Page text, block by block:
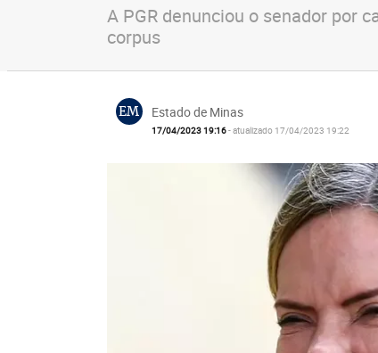
A PGR denunciou o senador por
corpus
EM Estado de Minas
17/04/2023 19:16- atualizado 17/04/2023 19:22